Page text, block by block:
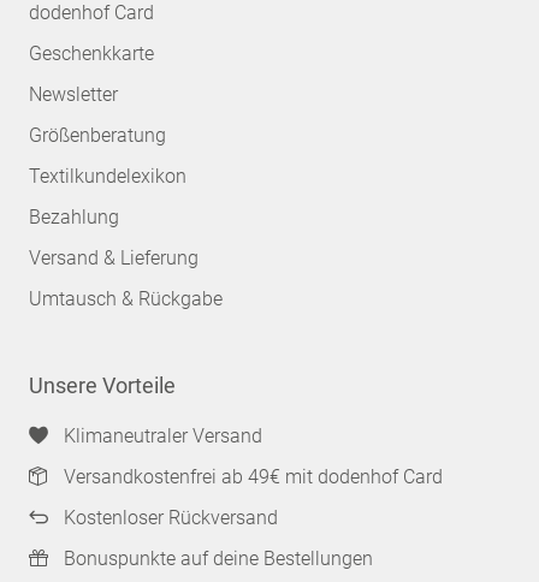
dodenhof Card
Geschenkkarte
Newsletter
Größenberatung
Textilkundelexikon
Bezahlung
Versand & Lieferung
Umtausch & Rückgabe
Unsere Vorteile
Klimaneutraler Versand
Versandkostenfrei ab 49€ mit dodenhof Card
Kostenloser Rückversand
Bonuspunkte auf deine Bestellungen